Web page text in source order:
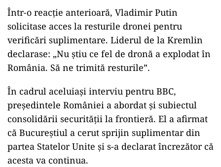
Într-o reacție anterioară, Vladimir Putin
solicitase acces la resturile dronei pentru
verificări suplimentare. Liderul de la Kremlin
declarase: „Nu știu ce fel de dronă a explodat în
România. Să ne trimită resturile”.
În cadrul aceluiași interviu pentru BBC,
președintele României a abordat și subiectul
consolidării securității la frontieră. El a afirmat
că Bucureștiul a cerut sprijin suplimentar din
partea Statelor Unite și s-a declarat încrezător că
acesta va continua.